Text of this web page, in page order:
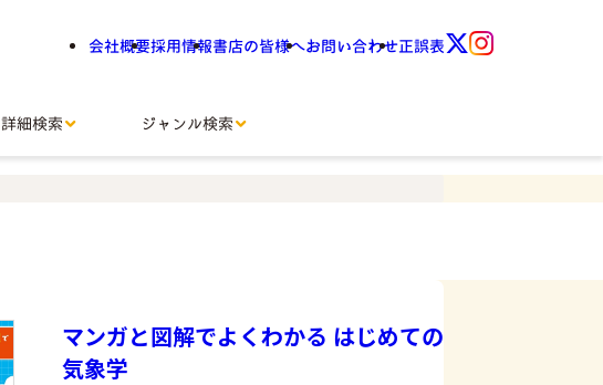
会社概要採用情報書店の皆様へお問い合わせ正誤表
詳細検索 ジャンル検索
マンガと図解でよくわかる はじめての
気象学